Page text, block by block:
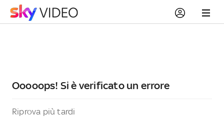
Ooooops! Si è verificato un errore
Riprova più tardi